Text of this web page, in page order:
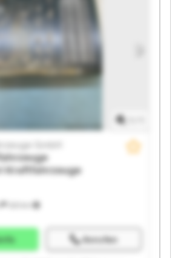
GmbH Sejari
Sejari Kraftfahrzeuge GmbH
GmbH Sejari Kraftfahrzeuge
GmbH Sejari
GmbH
Kraftfahrzeuge
Anrufen